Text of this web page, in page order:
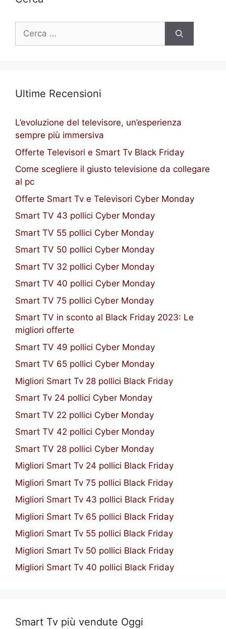
Ricerca
Ultime Recensioni
L’evoluzione del televisore, un’esperienza
sempre più immersiva
Offerte Televisori e Smart Tv Black Friday
Come scegliere il giusto televisione da collegare
al pc
Offerte Smart Tv e Televisori Cyber Monday
Smart TV 43 pollici Cyber Monday
Smart TV 55 pollici Cyber Monday
Smart TV 50 pollici Cyber Monday
Smart TV 32 pollici Cyber Monday
Smart TV 40 pollici Cyber Monday
Smart TV 75 pollici Cyber Monday
Smart TV in sconto al Black Friday 2023: Le
migliori offerte
Smart TV 49 pollici Cyber Monday
Smart TV 65 pollici Cyber Monday
Migliori Smart Tv 28 pollici Black Friday
Smart Tv 24 pollici Cyber Monday
Smart TV 22 pollici Cyber Monday
Smart TV 42 pollici Cyber Monday
Smart TV 28 pollici Cyber Monday
Migliori Smart Tv 24 pollici Black Friday
Migliori Smart Tv 75 pollici Black Friday
Migliori Smart Tv 43 pollici Black Friday
Migliori Smart Tv 65 pollici Black Friday
Migliori Smart Tv 55 pollici Black Friday
Migliori Smart Tv 50 pollici Black Friday
Migliori Smart Tv 40 pollici Black Friday
Smart Tv più vendute Oggi